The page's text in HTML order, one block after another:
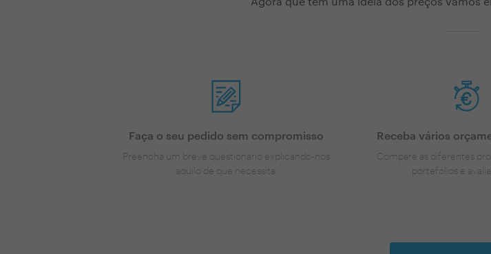
Faça o seu pedido sem compromisso
Preencha um breve questionário explicando-nos
aquilo de que necessita.
Receba vários
Compare as diferentes
portefólios e